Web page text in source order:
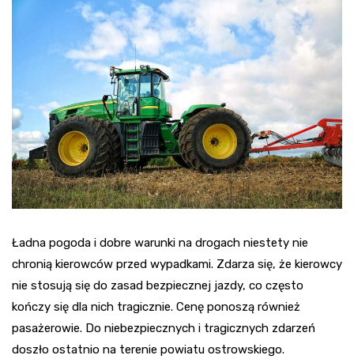
Ładna pogoda i dobre warunki na drogach niestety nie
chronią kierowców przed wypadkami. Zdarza się, że kierowcy
nie stosują się do zasad bezpiecznej jazdy, co często
kończy się dla nich tragicznie. Cenę ponoszą również
pasażerowie. Do niebezpiecznych i tragicznych zdarzeń
doszło ostatnio na terenie powiatu ostrowskiego.